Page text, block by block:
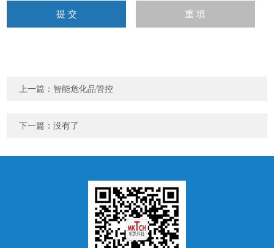
上一篇： 智能危化品管控
下一篇：没有了